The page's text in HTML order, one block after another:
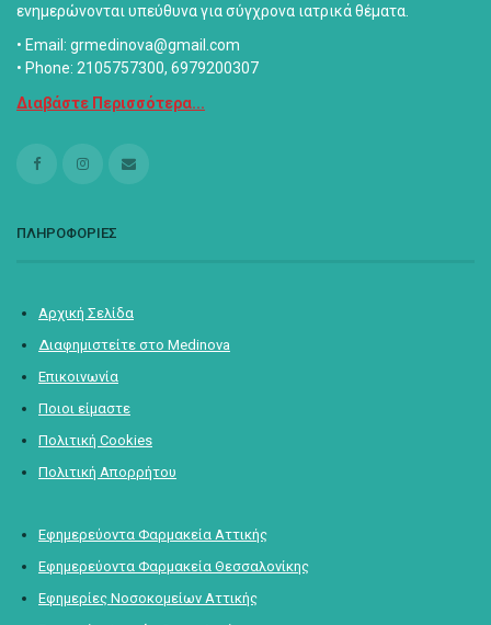
ενημερώνονται υπεύθυνα για σύγχρονα ιατρικά θέματα.
• Email: grmedinova@gmail.com
• Phone: 2105757300, 6979200307
Διαβάστε Περισσότερα...
ΠΛΗΡΟΦΟΡΙΕΣ
Αρχική Σελίδα
Διαφημιστείτε στο Medinova
Επικοινωνία
Ποιοι είμαστε
Πολιτική Cookies
Πολιτική Απορρήτου
Εφημερεύοντα Φαρμακεία Αττικής
Εφημερεύοντα Φαρμακεία Θεσσαλονίκης
Εφημερίες Νοσοκομείων Αττικής